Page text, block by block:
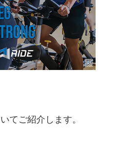
てご紹介します。